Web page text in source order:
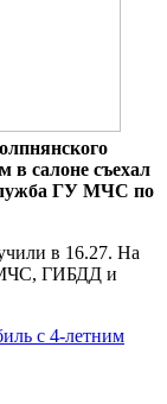
в салоне съехал
ГУ МЧС по
в 16.27. На
МЧС, ГИБДД и
с 4-летним